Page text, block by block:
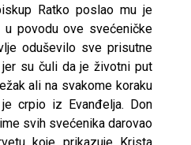
Ratko poslao mu je
povodu ove svećeničke
oduševilo sve prisutne
su čuli da je životni put
ali na svakome koraku
crpio iz Evanđelja. Don
svih svećenika darovao